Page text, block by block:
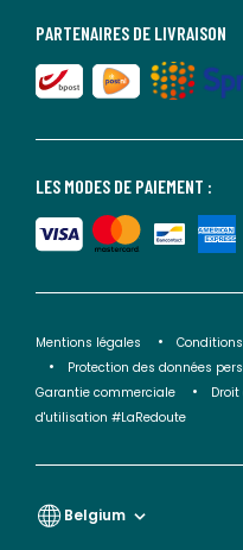
LES MODES DE PAIEMENT :
PARTENAIRES DE LIVRAISON
Mentions légales
Protection des données
Garantie commerciale
d'utilisation #LaRedoute
Belgium